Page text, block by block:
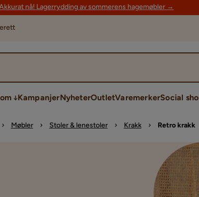
nå! Lagerrydding av sommerens hagemøbler →
KampanjerNyheterOutletVaremerkerSocial
Møbler Stoler & lenestoler Krakk Retro krakk